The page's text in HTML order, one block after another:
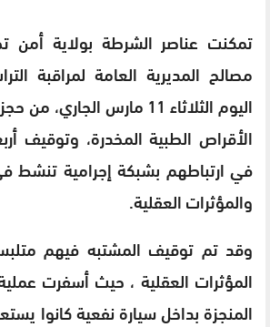
تمكنت عناصر الشرطة بولاية أمن
مصالح المديرية العامة لمراقبة
الأقراص الطبية المخدرة، وتوقيف
في ارتباطهم بشبكة إجرامية تنشط
والمؤثرات العقلية.
وقد تم توقيف المشتبه فيهم
المؤثرات العقلية ، حيث أسفرت